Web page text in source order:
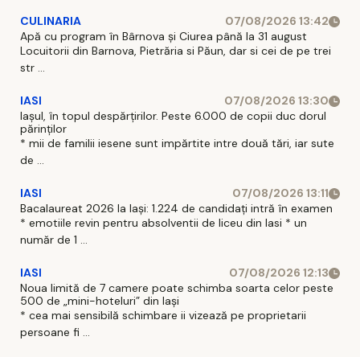
CULINARIA
07/08/2026 13:42
Apă cu program în Bârnova și Ciurea până la 31 august
Locuitorii din Barnova, Pietrăria si Păun, dar si cei de pe trei
str ...
IASI
07/08/2026 13:30
Iașul, în topul despărțirilor. Peste 6.000 de copii duc dorul
părinților
* mii de familii iesene sunt impărtite intre două tări, iar sute
de ...
IASI
07/08/2026 13:11
Bacalaureat 2026 la Iași: 1.224 de candidați intră în examen
* emotiile revin pentru absolventii de liceu din Iasi * un
număr de 1 ...
IASI
07/08/2026 12:13
Noua limită de 7 camere poate schimba soarta celor peste
500 de „mini-hoteluri” din Iași
* cea mai sensibilă schimbare ii vizează pe proprietarii
persoane fi ...